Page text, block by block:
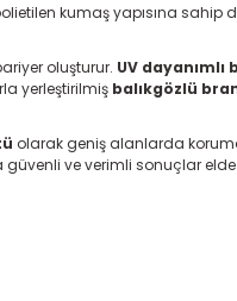
kumaş yapısına sahip
oluşturur. UV dayanımlı
yerleştirilmiş balıkgözlü
olarak geniş alanlarda
ve verimli sonuçlar elde